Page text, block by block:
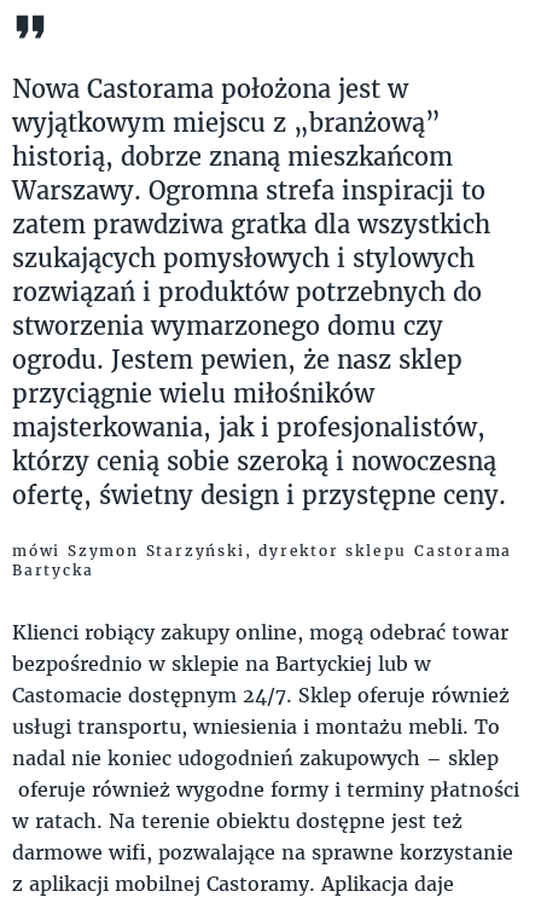
Nowa Castorama położona jest w
wyjątkowym miejscu z „branżową”
historią, dobrze znaną mieszkańcom
Warszawy. Ogromna strefa inspiracji to
zatem prawdziwa gratka dla wszystkich
szukających pomysłowych i stylowych
rozwiązań i produktów potrzebnych do
stworzenia wymarzonego domu czy
ogrodu. Jestem pewien, że nasz sklep
przyciągnie wielu miłośników
majsterkowania, jak i profesjonalistów,
którzy cenią sobie szeroką i nowoczesną
ofertę, świetny design i przystępne ceny.
mówi Szymon Starzyński, dyrektor sklepu Castorama
Bartycka
Klienci robiący zakupy online, mogą odebrać towar
bezpośrednio w sklepie na Bartyckiej lub w
Castomacie dostępnym 24/7. Sklep oferuje również
usługi transportu, wniesienia i montażu mebli. To
nadal nie koniec udogodnień zakupowych – sklep
oferuje również wygodne formy i terminy płatności
w ratach. Na terenie obiektu dostępne jest też
darmowe wifi, pozwalające na sprawne korzystanie
z aplikacji mobilnej Castoramy. Aplikacja daje